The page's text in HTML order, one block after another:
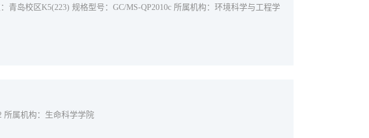
青岛校区K5(223) 规格型号：GC/MS-QP2010c 所属机构：环境科学与工程学
所属机构：生命科学学院